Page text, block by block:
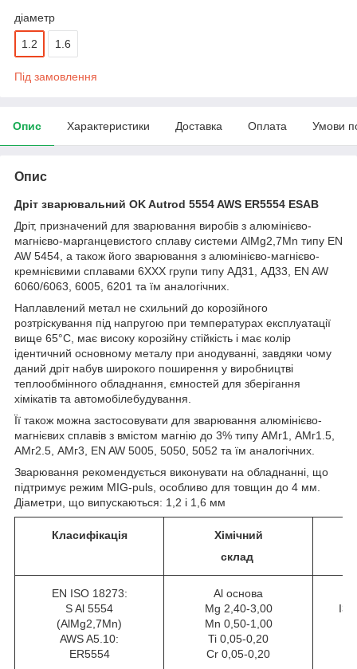
діаметр
1.2 1.6
Під замовлення
Опис Характеристики Доставка Оплата Умови
Опис
Дріт зварювальний OK Autrod 5554 AWS ER5554 ESAB
Дріт, призначений для зварювання виробів з алюмінієво-
магнієво-марганцевистого сплаву системи AlMg2,7Mn типу EN
AW 5454, а також його зварювання з алюмінієво-магнієво-
кремнієвими сплавами 6ХХХ групи типу АД31, АД33, EN AW
6060/6063, 6005, 6201 та їм аналогічних.
Наплавлений метал не схильний до корозійного
розтріскування під напругою при температурах експлуатації
вище 65°С, має високу корозійну стійкість і має колір
ідентичний основному металу при анодуванні, завдяки чому
даний дріт набув широкого поширення у виробництві
теплообмінного обладнання, ємностей для зберігання
хімікатів та автомобілебудування.
Її також можна застосовувати для зварювання алюмінієво-
магнієвих сплавів з вмістом магнію до 3% типу АМг1, АМг1.5,
АМг2.5, АМг3, EN AW 5005, 5050, 5052 та їм аналогічних.
Зварювання рекомендується виконувати на обладнанні, що
підтримує режим MIG-puls, особливо для товщин до 4 мм.
Діаметри, що випускаються: 1,2 і 1,6 мм
Класифікація
Хімічний
склад
EN ISO 18273:
S Al 5554
(AlMg2,7Mn)
AWS A5.10:
ER5554
Al основа
Mg 2,40-3,00
Mn 0,50-1,00
Ti 0,05-0,20
Cr 0,05-0,20
I3